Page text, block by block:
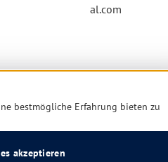
al.com
bestmögliche Erfahrung bieten zu
akzeptieren